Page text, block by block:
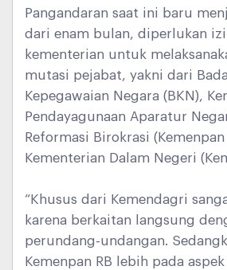
Pangandaran saat ini baru
dari enam bulan, diperlukan
kementerian untuk
mutasi pejabat, yakni dari
Kepegawaian Negara (BKN),
Pendayagunaan Aparatur
Reformasi Birokrasi (Kemenpan
Kementerian Dalam Negeri
“Khusus dari Kemendagri
karena berkaitan langsung
perundang-undangan.
Kemenpan RB lebih pada aspek